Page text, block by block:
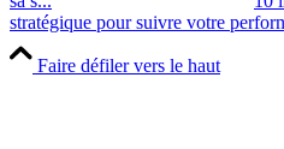
stratégique pour suivre votre
Faire défiler vers le haut